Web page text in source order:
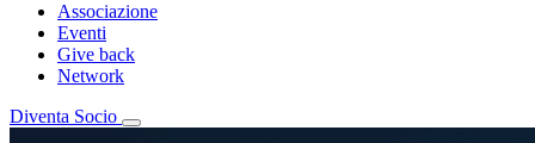
Associazione
Eventi
Give back
Network
Diventa Socio